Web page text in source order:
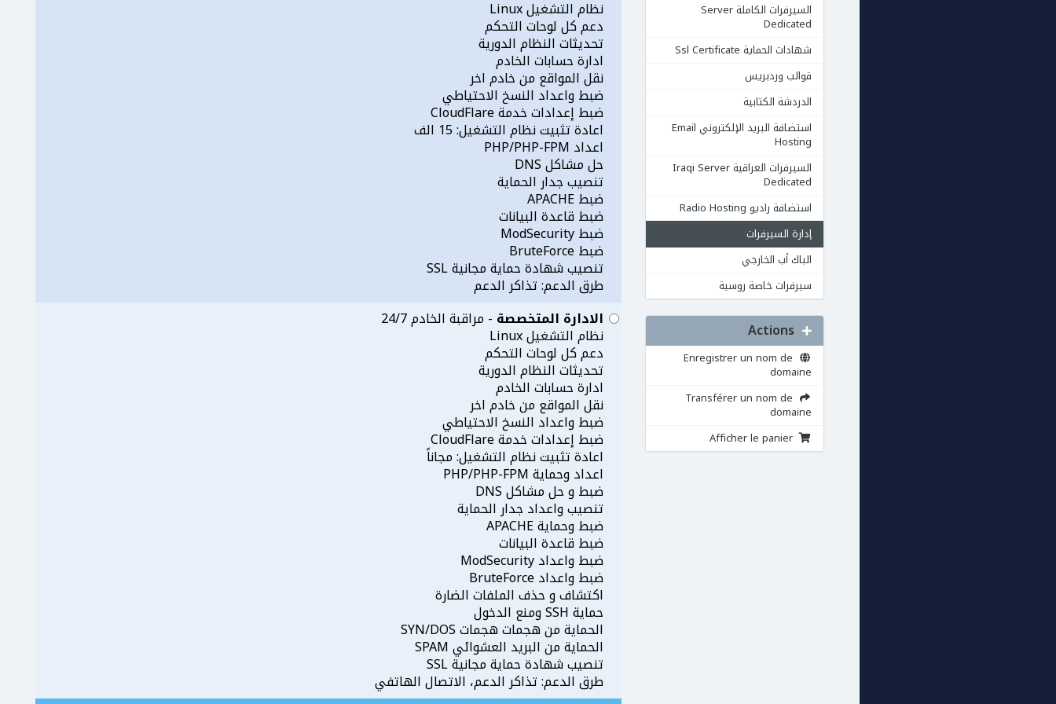
السيرفرات الكاملة Server
Dedicated
شهادات الحماية Ssl Certificate
قوالب وردبريس
الدردشة الكتابية
استضافة البريد الإلكتروني Email
Hosting
السيرفرات العراقية Iraqi Server
Dedicated
استضافة راديو Radio Hosting
إدارة السيرفرات
الباك أب الخارجي
سيرفرات خاصة روسية
Enregistrer un nom de
domaine
Transférer un nom de
domaine
Afficher le panier
نظام التشغيل Linux
دعم كل لوحات التحكم
تحديثات النظام الدورية
ادارة حسابات الخادم
نقل المواقع من خادم اخر
ضبط واعداد النسخ الاحتياطي
ضبط إعدادات خدمة CloudFlare
اعادة تثبيت نظام التشغيل: 15 الف
اعداد PHP/PHP-FPM
حل مشاكل DNS
تنصيب جدار الحماية
ضبط APACHE
ضبط قاعدة البيانات
ضبط ModSecurity
ضبط BruteForce
تنصيب شهادة حماية مجانية SSL
طرق الدعم: تذاكر الدعم
الادارة المتخصصة - مراقبة الخادم 24/7
نظام التشغيل Linux
دعم كل لوحات التحكم
تحديثات النظام الدورية
ادارة حسابات الخادم
نقل المواقع من خادم اخر
ضبط واعداد النسخ الاحتياطي
ضبط إعدادات خدمة CloudFlare
اعادة تثبيت نظام التشغيل: مجاناً
اعداد وحماية PHP/PHP-FPM
ضبط و حل مشاكل DNS
تنصيب واعداد جدار الحماية
ضبط وحماية APACHE
ضبط قاعدة البيانات
ضبط واعداد ModSecurity
ضبط واعداد BruteForce
اكتشاف و حذف الملفات الضارة
حماية SSH ومنع الدخول
الحماية من هجمات هجمات SYN/DOS
الحماية من البريد العشوائي SPAM
تنصيب شهادة حماية مجانية SSL
طرق الدعم: تذاكر الدعم، الاتصال الهاتفي